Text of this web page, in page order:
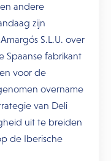
andere
zijn
S.L.U. over
Spaanse fabrikant
voor de
overname
van Deli
uit te breiden
de Iberische